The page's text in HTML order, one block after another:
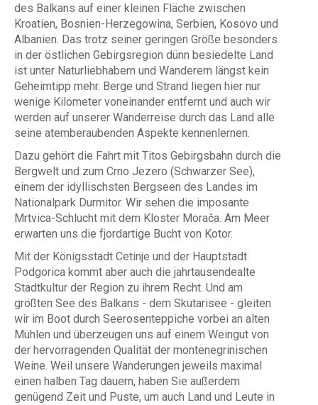
des Balkans auf einer kleinen Fläche zwischen
Kroatien, Bosnien-Herzegowina, Serbien, Kosovo und
Albanien. Das trotz seiner geringen Größe besonders
in der östlichen Gebirgsregion dünn besiedelte Land
ist unter Naturliebhabern und Wanderern längst kein
Geheimtipp mehr. Berge und Strand liegen hier nur
wenige Kilometer voneinander entfernt und auch wir
werden auf unserer Wanderreise durch das Land alle
seine atemberaubenden Aspekte kennenlernen.
Dazu gehört die Fahrt mit Titos Gebirgsbahn durch die
Bergwelt und zum Crno Jezero (Schwarzer See),
einem der idyllischsten Bergseen des Landes im
Nationalpark Durmitor. Wir sehen die imposante
Mrtvica-Schlucht mit dem Kloster Morača. Am Meer
erwarten uns die fjordartige Bucht von Kotor.
Mit der Königsstadt Cetinje und der Hauptstadt
Podgorica kommt aber auch die jahrtausendealte
Stadtkultur der Region zu ihrem Recht. Und am
größten See des Balkans - dem Skutarisee - gleiten
wir im Boot durch Seerosenteppiche vorbei an alten
Mühlen und überzeugen uns auf einem Weingut von
der hervorragenden Qualität der montenegrinischen
Weine. Weil unsere Wanderungen jeweils maximal
einen halben Tag dauern, haben Sie außerdem
genügend Zeit und Puste, um auch Land und Leute in